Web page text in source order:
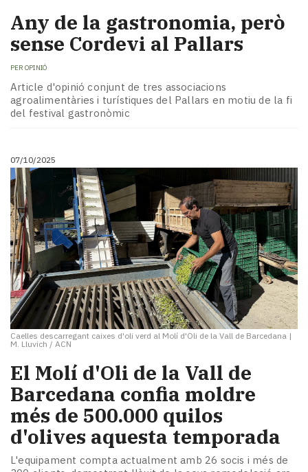
Any de la gastronomia, però
sense Cordevi al Pallars
PER OPINIÓ
Article d'opinió conjunt de tres associacions
agroalimentàries i turístiques del Pallars en motiu de la fi
del festival gastronòmic
07/10/2025
Caelles descarregant caixes d'oli verd al Molí d'Oli de la Vall de Barcedana |
M. Lluvich / ACN
​El Molí d'Oli de la Vall de
Barcedana confia moldre
més de 500.000 quilos
d'olives aquesta temporada
L'equipament compta actualment amb 26 socis i més de